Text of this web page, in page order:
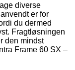
diverse
er for
du dermed
Fragtløsningen
den mindst
Frame 60 SX –